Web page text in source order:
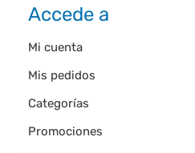
Accede a
Mi cuenta
Mis pedidos
Categorías
Promociones